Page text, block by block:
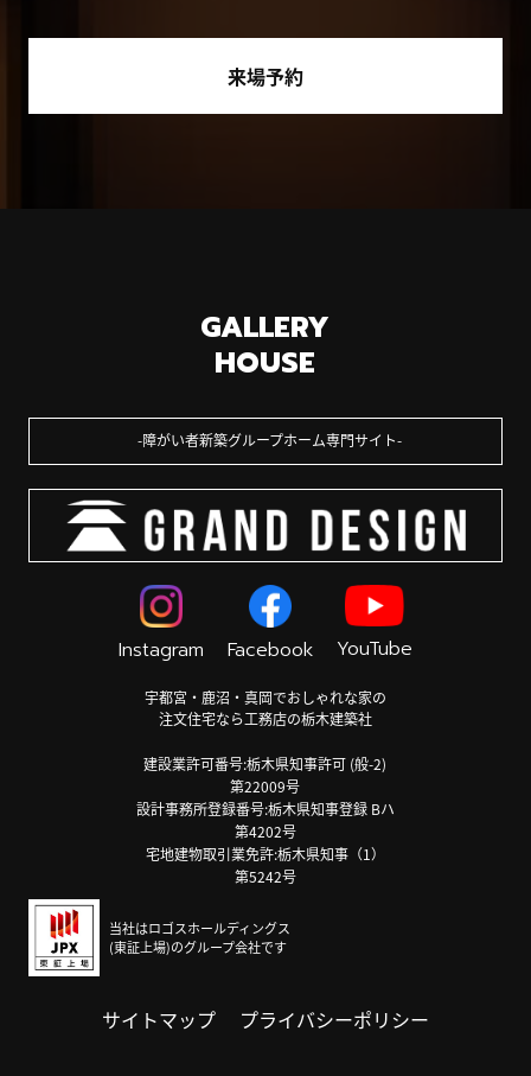
来場予約
GALLERY
HOUSE
障がい者新築グループホーム専門サイト
Instagram Facebook YouTube
宇都宮・鹿沼・真岡でおしゃれな家の
注文住宅なら工務店の栃木建築社
建設業許可番号:栃木県知事許可 (般-2)
第22009号
設計事務所登録番号:栃木県知事登録 Bハ
第4202号
宅地建物取引業免許:栃木県知事（1）
第5242号
当社はロゴスホールディングス
(東証上場)のグループ会社です
サイトマップ プライバシーポリシー